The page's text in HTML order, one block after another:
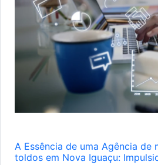
A Essência de uma Agência de
toldos em Nova Iguaçu: